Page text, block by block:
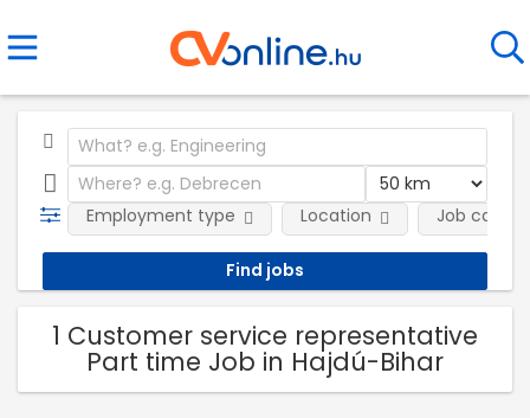
Employment type Location Job
1 Customer service representative
Part time Job in Hajdú-Bihar